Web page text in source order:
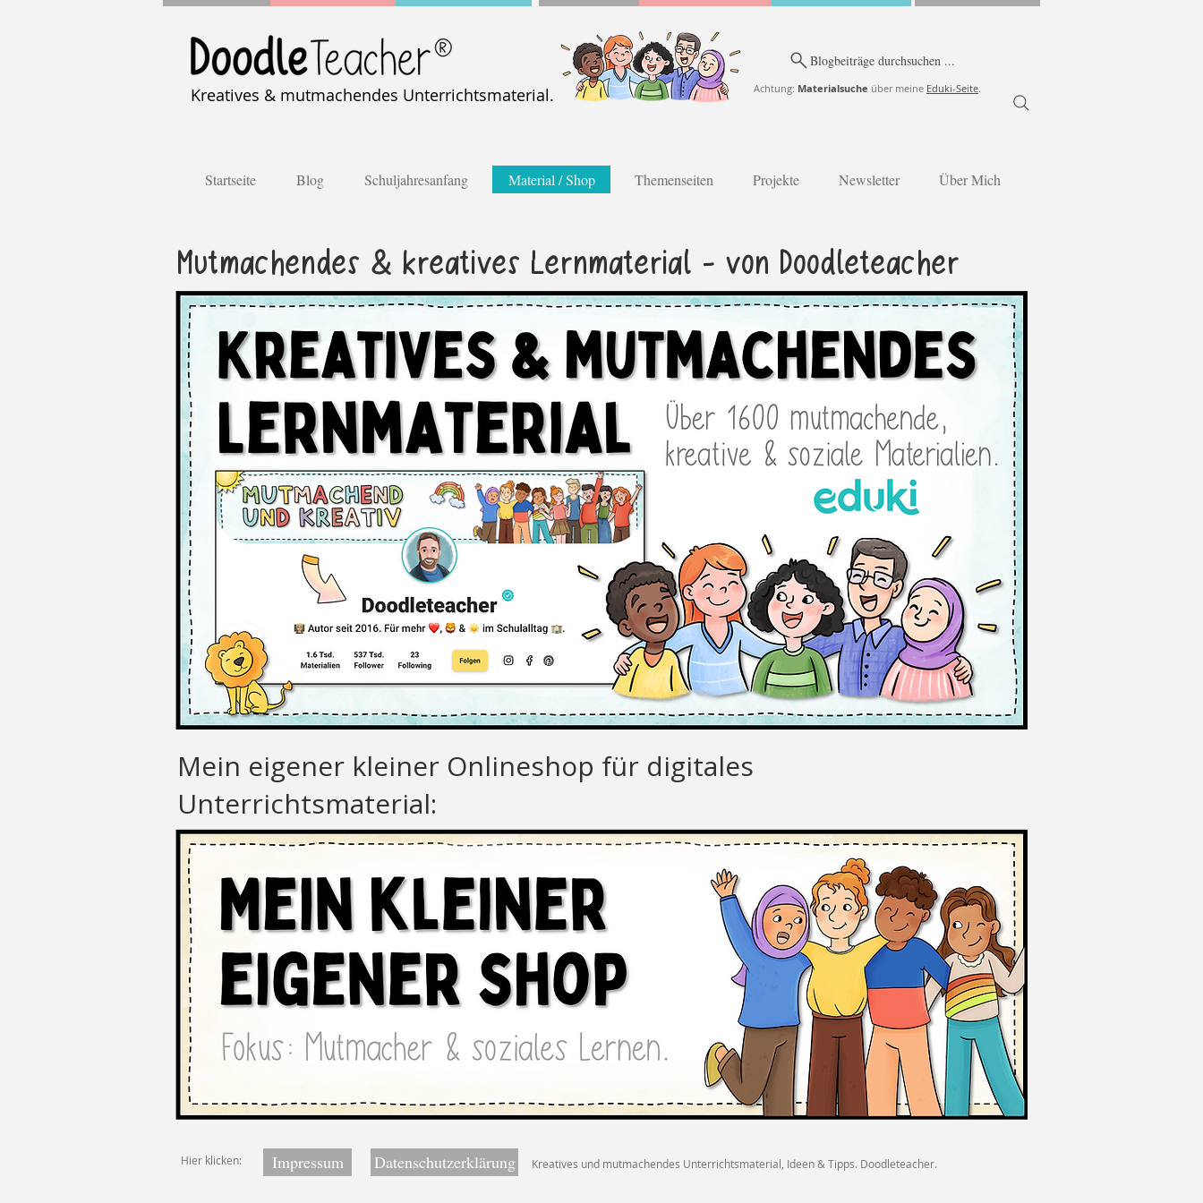
Kreatives & mutmachendes Unterrichtsmaterial. Achtung: Materialsuche über meine Eduki-Seite.
Blogbeiträge durchsuchen ...
Startseite Blog Schuljahresanfang Material / Shop Themenseiten Projekte Newsletter Über Mich
Mutmachendes & kreatives Lernmaterial - von Doodleteacher
Mein eigener kleiner Onlineshop für digitales
Unterrichtsmaterial:
Hier klicken: Impressum Datenschutzerklärung Kreatives und mutmachendes Unterrichtsmaterial, Ideen & Tipps. Doodleteacher.